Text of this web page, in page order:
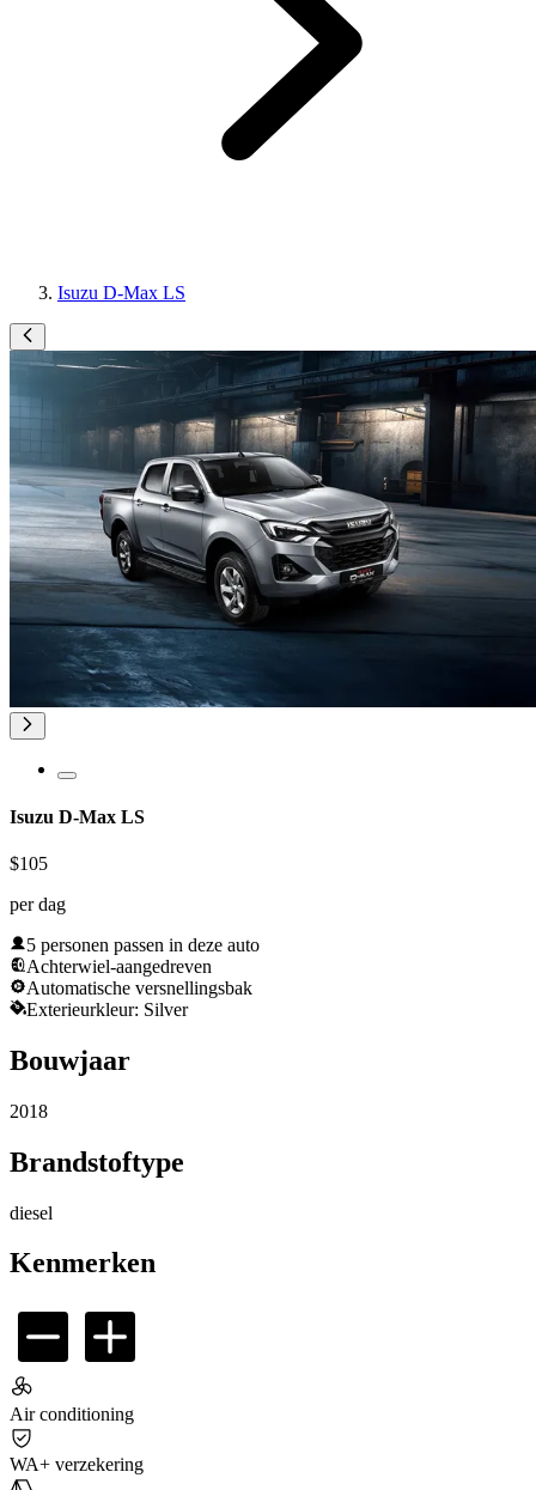
Isuzu D-Max LS
Isuzu D-Max LS
$105
per dag
5 personen passen in deze auto
Achterwiel-aangedreven
Automatische versnellingsbak
Exterieurkleur: Silver
Bouwjaar
2018
Brandstoftype
diesel
Kenmerken
Air conditioning
WA+ verzekering